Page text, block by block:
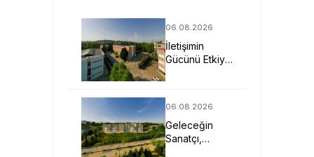
06.08.2026
İletişimin
Gücünü Etkiye
Yetişiyor
06.08.2026
Geleceğin
Sanatçı,